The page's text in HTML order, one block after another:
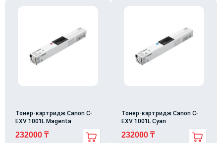
Тонер-картридж Canon C-
EXV 1001L Magenta
232000 ₸
Тонер-картридж Canon C-
EXV 1001L Cyan
232000 ₸